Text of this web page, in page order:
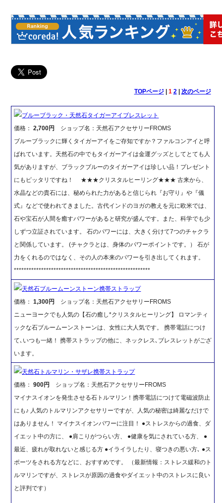
TOPページ| 1 2| 次のページ
ブルーブラック・天然石タイガーアイブレスレット
価格：2,700円
ショップ名：天然石アクセサリーFROMS
ブルーブラックに輝くタイガーアイをご存知ですか？ファルコンアイと呼
ばれています。天然石の中でもタイガーアイは金運グッズとしてとても人
気がありますが、ブラックブルーのタイガーアイは珍しい品！プレゼント
にもピッタリですね！ ★★★クリスタルヒーリング★★★ 古来から、
水晶などの貴石には、秘められた力があると信じられ『お守り』や『儀
式』などで使われてきました。古代インドのヨガの教えを元に欧米では、
石や宝石が人間を癒すパワーがあると研究が盛んです。また、科学でも少
しずつ立証されています。 石のパワーには、大きく分けて7つのチャクラ
と関係しています。 (チャクラとは、身体のパワーポイントです。） 石が
力をくれるのではなく、その人の本来のパワーを引き出してくれます。
*******************************************************
天然石ブルームーンストーン携帯ストラップ
価格：1,300円
ショップ名：天然石アクセサリーFROMS
ニューヨークでも人気の【石の癒し*クリスタルヒーリング】 ロマンティ
ックな石ブルームーンストーンは、女性に大人気です。 携帯電話につけ
て､いつも一緒！ 携帯ストラップの他に、ネックレス､ブレスレットがござ
います。
天然石トルマリン・サザレ携帯ストラップ
価格：900円
ショップ名：天然石アクセサリーFROMS
マイナスイオンを発生させる石トルマリン！携帯電話につけて電磁波防止
にも♪ 人気のトルマリンアクセサリーですが、人気の秘密は綺麗なだけで
はありません！ マイナスイオンパワーに注目！ ●ストレスからの過食、ダ
イエット中の方に、 ●肩こりがつらい方、 ●健康を気にされている方、 ●
最近、疲れが取れないと感じる方 ●イライラしたり、寝つきの悪い方､ ●ス
ポーツをされる方などに、おすすめです。 （最新情報：ストレス緩和のト
ルマリンですが、ストレスが原因の過食やダイエット中のストレスに良い
と評判です）